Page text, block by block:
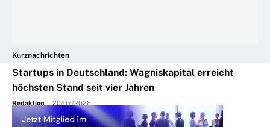
Kurznachrichten
Startups in Deutschland: Wagniskapital erreicht
höchsten Stand seit vier Jahren
Redaktion - 20/07/2026